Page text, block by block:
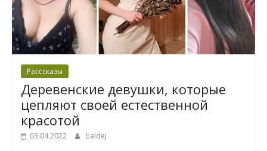
Расссказы
Деревенские девушки, которые
цепляют своей естественной
красотой
03.04.2022 baldej